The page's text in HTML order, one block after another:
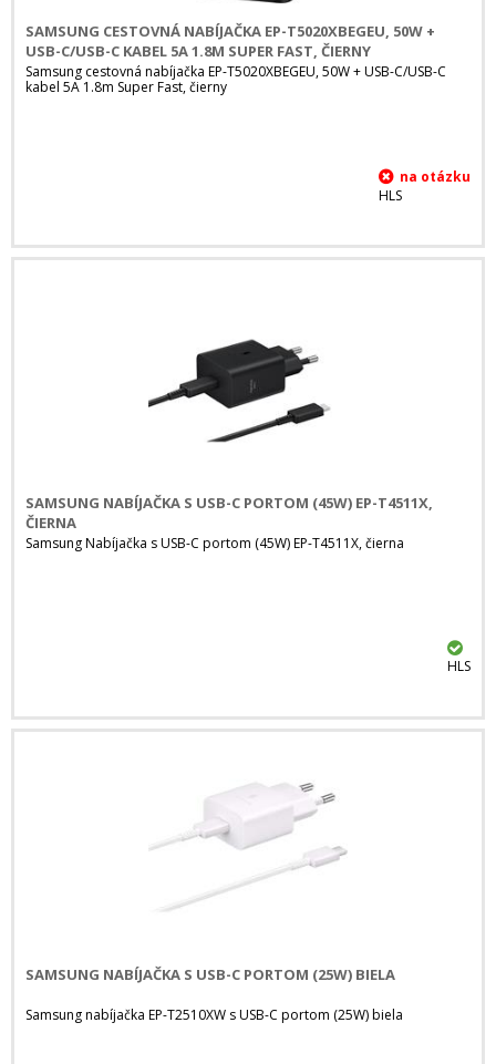
SAMSUNG CESTOVNÁ NABÍJAČKA EP-T5020XBEGEU, 50W +
USB-C/USB-C KABEL 5A 1.8M SUPER FAST, ČIERNY
Samsung cestovná nabíjačka EP-T5020XBEGEU, 50W + USB-C/USB-C
kabel 5A 1.8m Super Fast, čierny
HLS
SAMSUNG NABÍJAČKA S USB-C PORTOM (45W) EP-T4511X,
ČIERNA
Samsung Nabíjačka s USB-C portom (45W) EP-T4511X, čierna
HLS
SAMSUNG NABÍJAČKA S USB-C PORTOM (25W) BIELA
Samsung nabíjačka EP-T2510XW s USB-C portom (25W) biela